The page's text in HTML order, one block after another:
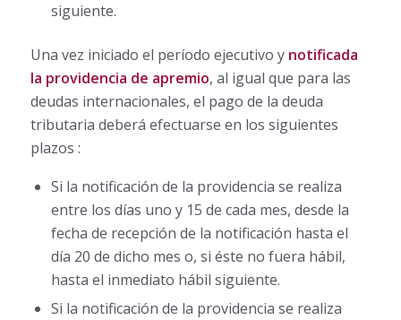
siguiente.
Una vez iniciado el período ejecutivo y notificada
la providencia de apremio, al igual que para las
deudas internacionales, el pago de la deuda
tributaria deberá efectuarse en los siguientes
plazos :
Si la notificación de la providencia se realiza
entre los días uno y 15 de cada mes, desde la
fecha de recepción de la notificación hasta el
día 20 de dicho mes o, si éste no fuera hábil,
hasta el inmediato hábil siguiente.
Si la notificación de la providencia se realiza